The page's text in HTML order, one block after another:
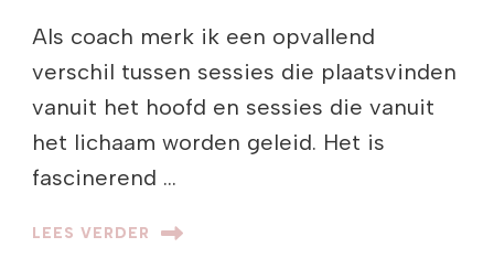
Als coach merk ik een opvallend
verschil tussen sessies die plaatsvinden
vanuit het hoofd en sessies die vanuit
het lichaam worden geleid. Het is
fascinerend …
LEES VERDER